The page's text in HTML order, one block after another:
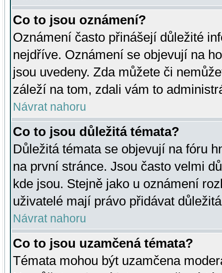
Co to jsou oznámení?
Oznámení často přinášejí důležité
nejdříve. Oznámení se objevují na
jsou uvedeny. Zda můžete či
záleží na tom, zdali vám to
Návrat nahoru
Co to jsou důležitá témata?
Důležitá témata se objevují na fóru
na první stránce. Jsou často velmi
kde jsou. Stejně jako u oznámení
uživatelé mají právo přidávat
Návrat nahoru
Co to jsou uzamčená témata?
Témata mohou být uzamčena